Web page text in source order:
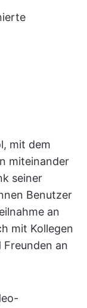
mit dem
miteinander
seiner
Benutzer
an
mit Kollegen
an